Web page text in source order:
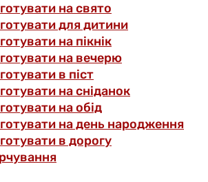
на свято
для дитини
на пікнік
на вечерю
в піст
на сніданок
на обід
на день народження
в дорогу